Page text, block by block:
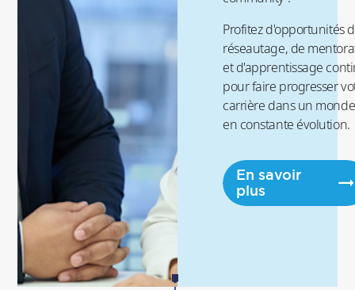
Profitez d'opportunités
réseautage, de
et d'apprentissage
pour faire progresser
carrière dans un monde
en constante évolution.
En savoir
plus